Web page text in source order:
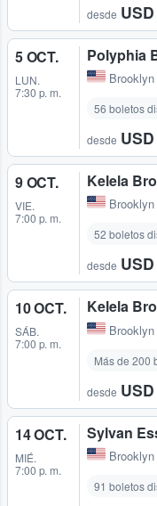
desde
5 OCT.
LUN.
7:30 p. m.
Polyphia
56 boletos
desde
9 OCT.
VIE.
7:00 p. m.
Kelela
52 boletos
desde
10 OCT.
SÁB.
7:00 p. m.
Kelela
Más de 200
desde
14 OCT.
MIÉ.
7:00 p. m.
Sylvan
91 boletos